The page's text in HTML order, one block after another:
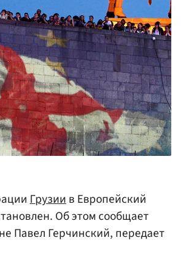
Грузиив Европейский
Об этом сообщает
Павел Герчинский, передает